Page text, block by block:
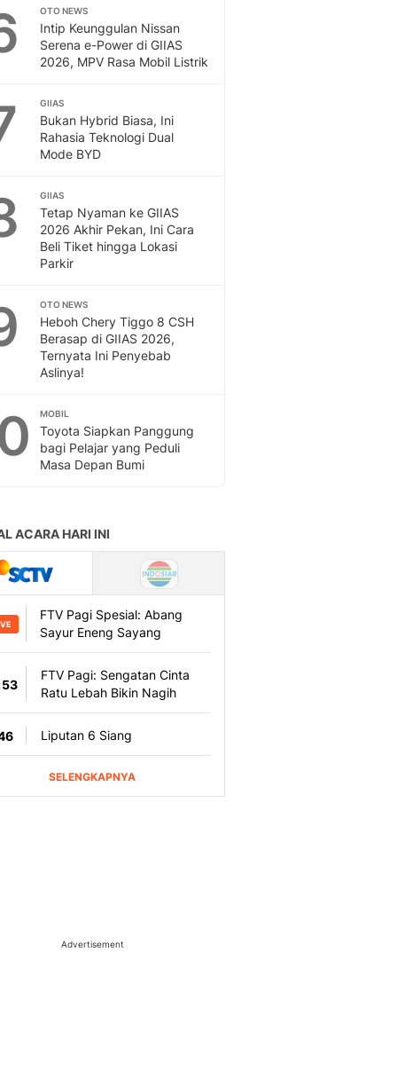
OTO NEWS
Intip Keunggulan Nissan
Serena e-Power di GIIAS
2026, MPV Rasa Mobil Listrik
GIIAS
Bukan Hybrid Biasa, Ini
Rahasia Teknologi Dual
Mode BYD
GIIAS
Tetap Nyaman ke GIIAS
2026 Akhir Pekan, Ini Cara
Beli Tiket hingga Lokasi
Parkir
OTO NEWS
Heboh Chery Tiggo 8 CSH
Berasap di GIIAS 2026,
Ternyata Ini Penyebab
Aslinya!
MOBIL
Toyota Siapkan Panggung
bagi Pelajar yang Peduli
Masa Depan Bumi
Advertisement